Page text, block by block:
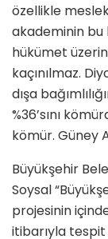
özellikle
akademinin
hükümet
kaçınılmaz.
dışa
%36’sını
kömür. Güney
Büyükşehir
Soysal
projesinin
itibarıyla